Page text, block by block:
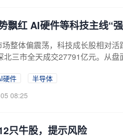
飘红 AI硬件等科技主线“
整体偏震荡，科技成长股相对
北三市全天成交27791亿元。从
硬件
半导体
08:25
只牛股，提示风险